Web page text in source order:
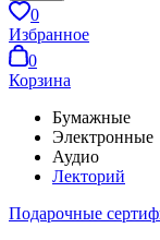
0
Избранное
0
Корзина
Бумажные
Электронные
Аудио
Лекторий
Подарочные